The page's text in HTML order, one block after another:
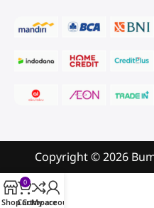
Copyright © 2026
Shop
0
Cart
Compare
My account